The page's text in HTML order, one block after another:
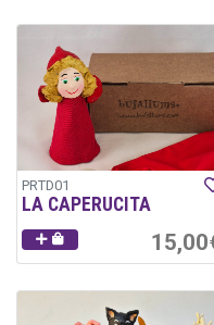
PRTD01
LA CAPERUCITA